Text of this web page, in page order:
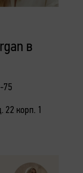
в
75
22 корп. 1